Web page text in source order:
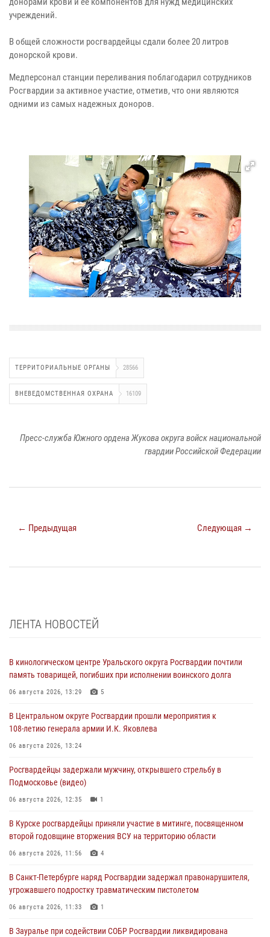
учреждений.
В общей сложности росгвардейцы сдали более 20 литров
донорской крови.
Медперсонал станции переливания поблагодарил сотрудников
Росгвардии за активное участие, отметив, что они являются
одними из самых надежных доноров.
ТЕРРИТОРИАЛЬНЫЕ ОРГАНЫ 28566
ВНЕВЕДОМСТВЕННАЯ ОХРАНА 16109
Пресс-служба Южного ордена Жукова округа войск национальной
гвардии Российской Федерации
← Предыдущая Следующая →
ЛЕНТА НОВОСТЕЙ
В кинологическом центре Уральского округа Росгвардии почтили
память товарищей, погибших при исполнении воинского долга
06 августа 2026, 13:29 5
В Центральном округе Росгвардии прошли мероприятия к
108‑летию генерала армии И.К. Яковлева
06 августа 2026, 13:24
Росгвардейцы задержали мужчину, открывшего стрельбу в
Подмосковье (видео)
06 августа 2026, 12:35 1
В Курске росгвардейцы приняли участие в митинге, посвященном
второй годовщине вторжения ВСУ на территорию области
06 августа 2026, 11:56 4
В Санкт-Петербурге наряд Росгвардии задержал правонарушителя,
угрожавшего подростку травматическим пистолетом
06 августа 2026, 11:33 1
В Зауралье при содействии СОБР Росгвардии ликвидирована